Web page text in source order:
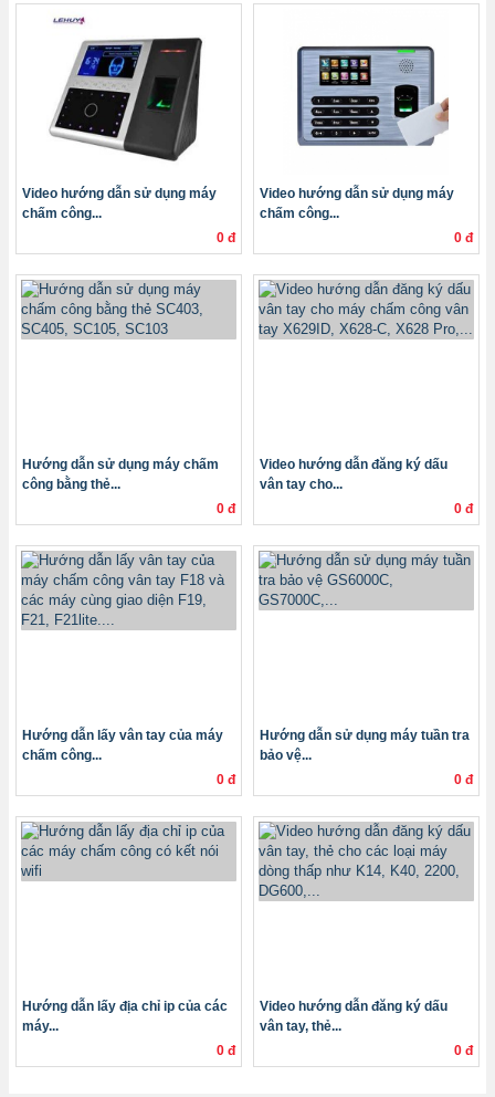
Video hướng dẫn sử dụng máy
chấm công...
0 đ
Video hướng dẫn sử dụng máy
chấm công...
0 đ
Hướng dẫn sử dụng máy chấm
công bằng thẻ...
0 đ
Video hướng dẫn đăng ký dấu
vân tay cho...
0 đ
Hướng dẫn lấy vân tay của máy
chấm công...
0 đ
Hướng dẫn sử dụng máy tuần tra
bảo vệ...
0 đ
Hướng dẫn lấy địa chỉ ip của các
máy...
0 đ
Video hướng dẫn đăng ký dấu
vân tay, thẻ...
0 đ